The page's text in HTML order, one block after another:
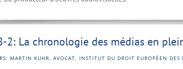
2: La chronologie des médias en
MARTIN KUHR, AVOCAT, INSTITUT DU DROIT EUROPÉEN DES